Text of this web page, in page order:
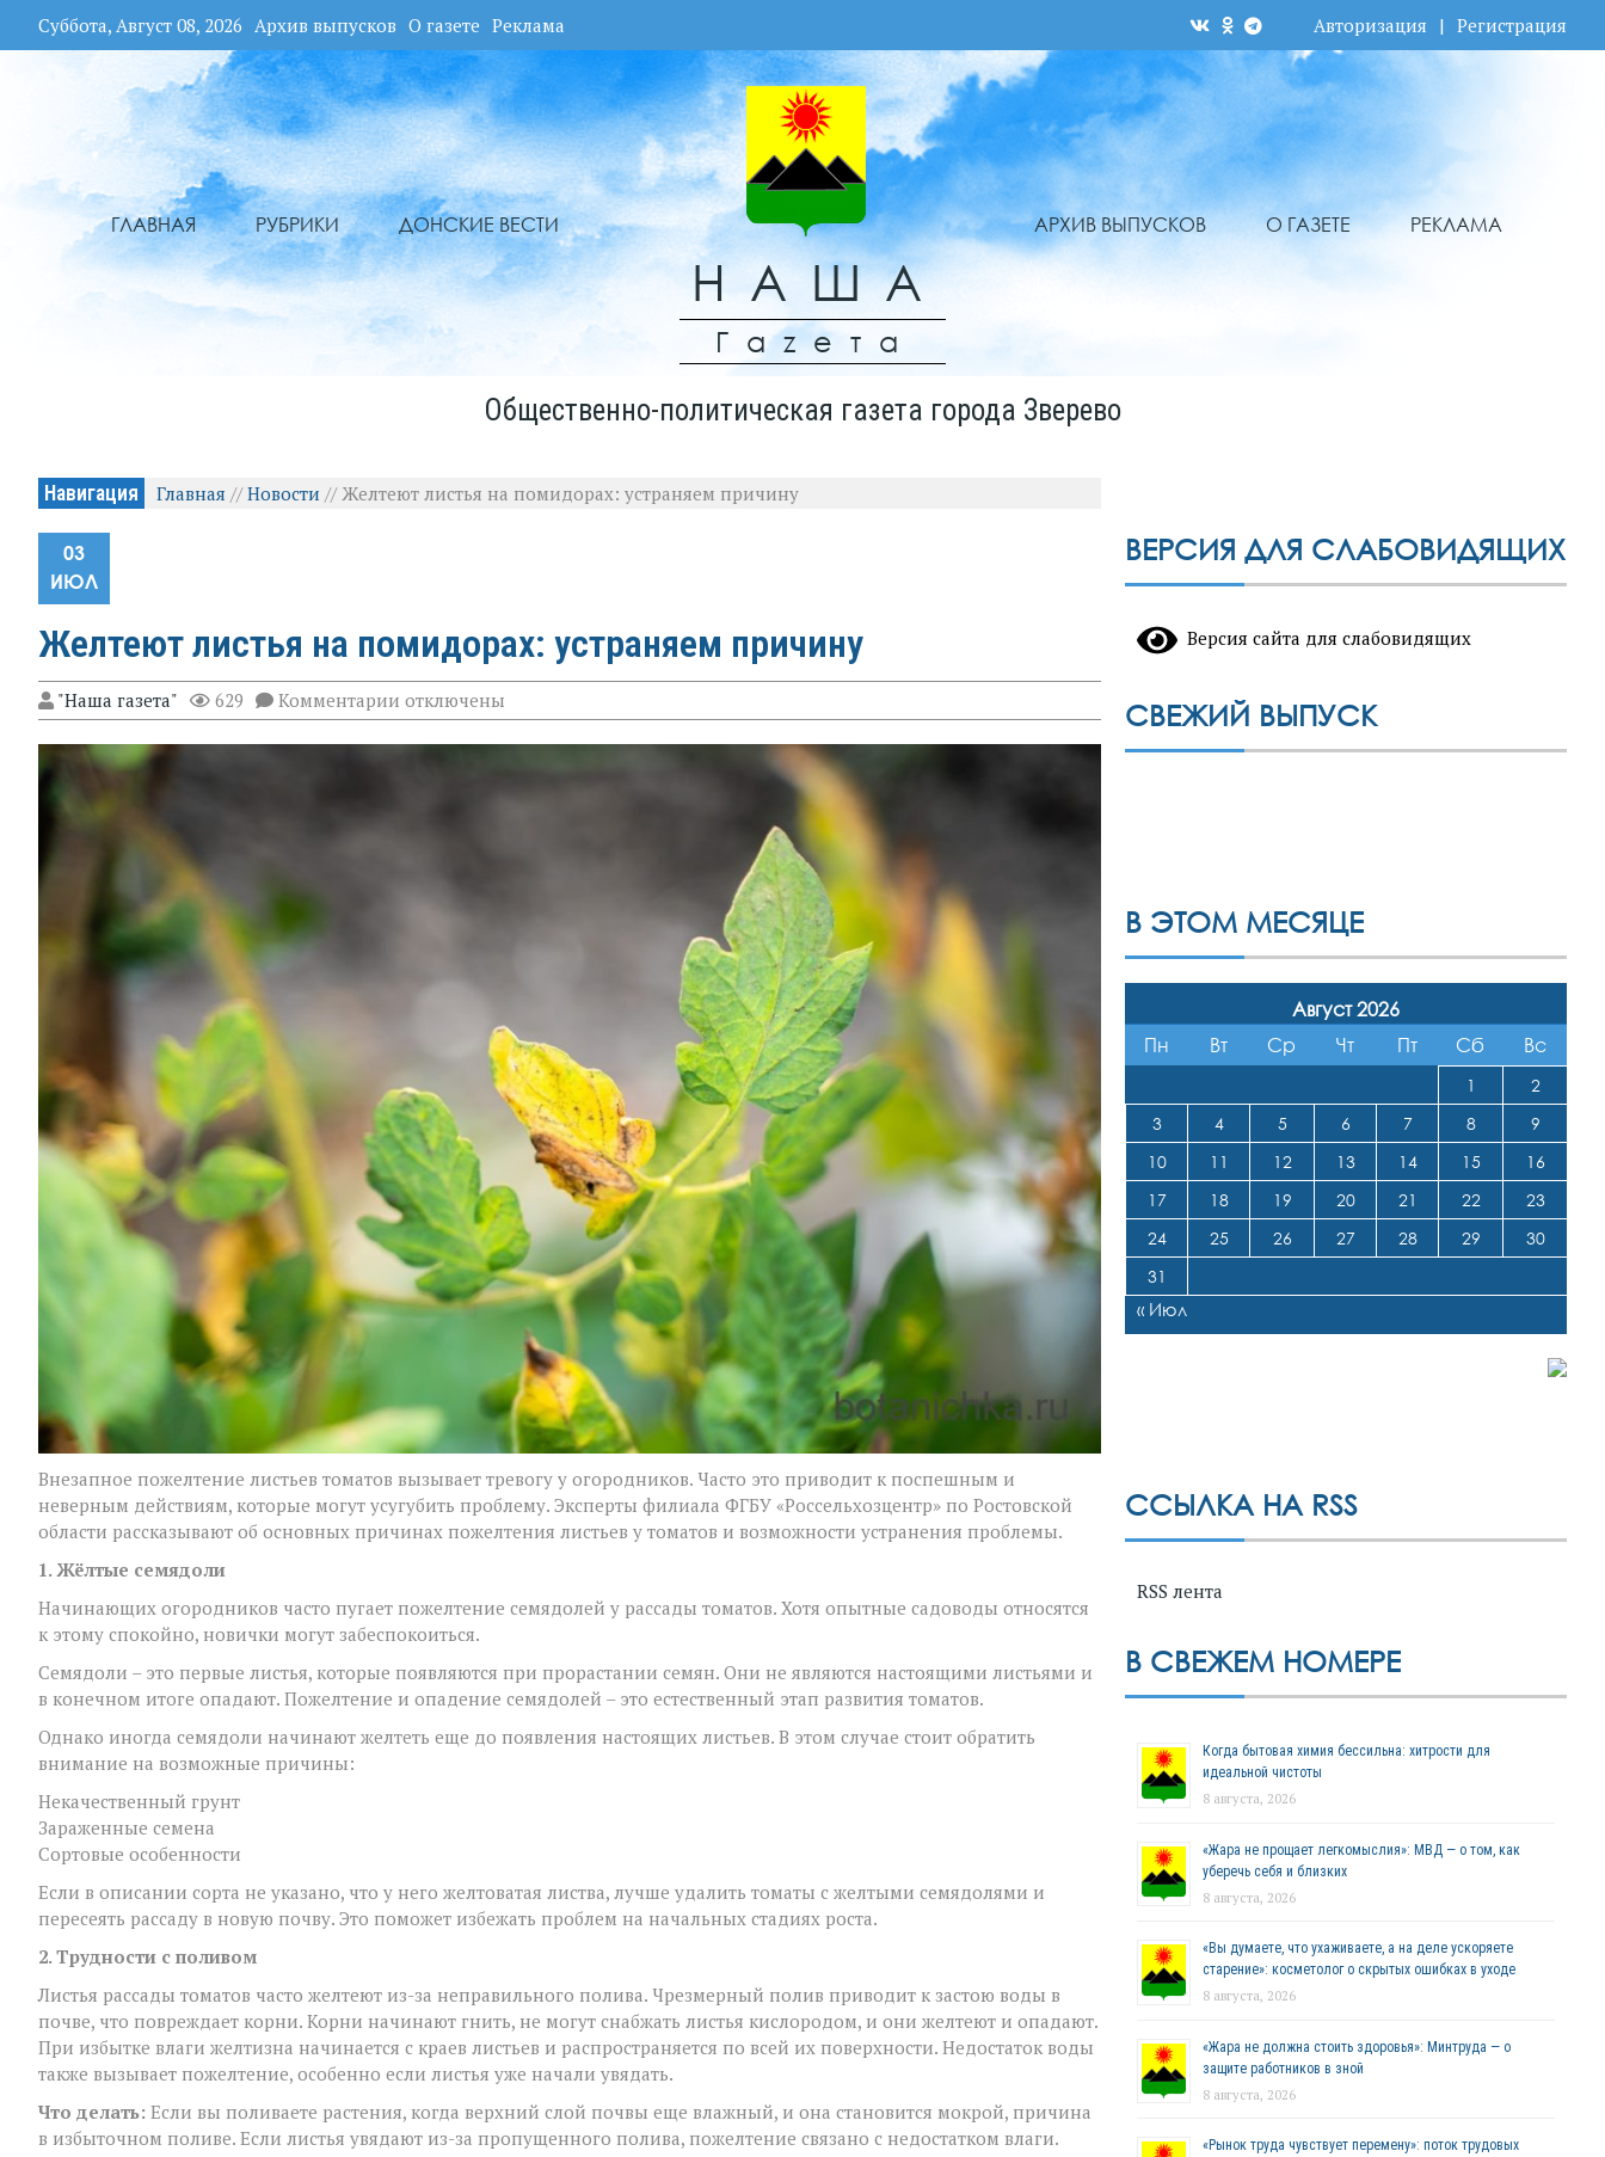
Суббота, Август 08, 2026 Архив выпусков О газете Реклама Авторизация | Регистрация
ГЛАВНАЯ РУБРИКИ ДОНСКИЕ ВЕСТИ
НАША
Гаzета
АРХИВ ВЫПУСКОВ О ГАЗЕТЕ РЕКЛАМА
Общественно-политическая газета города Зверево
Навигация Главная //Новости // Желтеют листья на помидорах: устраняем причину
03
ИЮЛ
Желтеют листья на помидорах: устраняем причину
"Наша газета" 629 Комментарии к
записи
Желтеют
отключены
Внезапное пожелтение листьев томатов вызывает тревогу у огородников. Часто это приводит к поспешным и
неверным действиям, которые могут усугубить проблему. Эксперты филиала ФГБУ «Россельхозцентр» по Ростовской
области рассказывают об основных причинах пожелтения листьев у томатов и возможности устранения проблемы.
1. Жёлтые семядоли
Начинающих огородников часто пугает пожелтение семядолей у рассады томатов. Хотя опытные садоводы относятся
к этому спокойно, новички могут забеспокоиться.
Семядоли – это первые листья, которые появляются при прорастании семян. Они не являются настоящими листьями и
в конечном итоге опадают. Пожелтение и опадение семядолей – это естественный этап развития томатов.
Однако иногда семядоли начинают желтеть еще до появления настоящих листьев. В этом случае стоит обратить
внимание на возможные причины:
Некачественный грунт
Зараженные семена
Сортовые особенности
Если в описании сорта не указано, что у него желтоватая листва, лучше удалить томаты с желтыми семядолями и
пересеять рассаду в новую почву. Это поможет избежать проблем на начальных стадиях роста.
2. Трудности с поливом
Листья рассады томатов часто желтеют из-за неправильного полива. Чрезмерный полив приводит к застою воды в
почве, что повреждает корни. Корни начинают гнить, не могут снабжать листья кислородом, и они желтеют и опадают.
При избытке влаги желтизна начинается с краев листьев и распространяется по всей их поверхности. Недостаток воды
также вызывает пожелтение, особенно если листья уже начали увядать.
Что делать: Если вы поливаете растения, когда верхний слой почвы еще влажный, и она становится мокрой, причина
в избыточном поливе. Если листья увядают из-за пропущенного полива, пожелтение связано с недостатком влаги.
ВЕРСИЯ ДЛЯ СЛАБОВИДЯЩИХ
Версия сайта для слабовидящих
СВЕЖИЙ ВЫПУСК
В ЭТОМ МЕСЯЦЕ
Август 2026
Пн
Вт Ср Чт Пт Сб Вс
1
2
3
4 5 6 7 8
9
10
11 12 13 14 15
16
17
18 19 20 21 22
23
24
25 26 27 28 29
30
31
« Июл
ССЫЛКА НА RSS
RSS лента
В СВЕЖЕМ НОМЕРЕ
Когда бытовая химия бессильна: хитрости для
идеальной чистоты
8 августа, 2026
«Жара не прощает легкомыслия»: МВД — о том, как
уберечь себя и близких
8 августа, 2026
«Вы думаете, что ухаживаете, а на деле ускоряете
старение»: косметолог о скрытых ошибках в уходе
8 августа, 2026
«Жара не должна стоить здоровья»: Минтруда — о
защите работников в зной
8 августа, 2026
«Рынок труда чувствует перемену»: поток трудовых